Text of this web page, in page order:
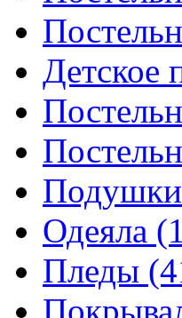
Детское
Подушки
Одеяла
Пледы